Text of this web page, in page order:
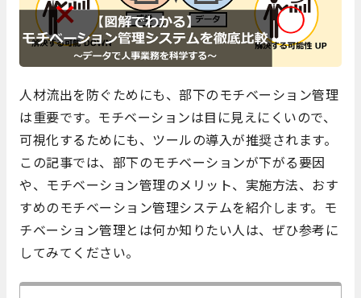
人材流出を防ぐためにも、部下のモチベーション管理
は重要です。モチベーションは目に見えにくいので、
可視化するためにも、ツールの導入が推奨されます。
この記事では、部下のモチベーションが下がる要因
や、モチベーション管理のメリット、実施方法、おす
すめのモチベーション管理システムを紹介します。モ
チベーション管理とは何か知りたい人は、ぜひ参考に
してみてください。